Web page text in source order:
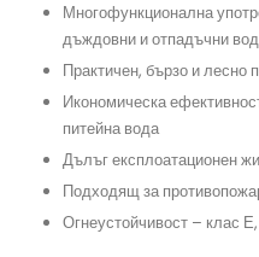
Многофункционална
дъждовни и отпадъчни
Практичен, бързо и лесно
Икономическа
питейна вода
Дълъг експлоатационен
Подходящ за
Огнеустойчивост – клас